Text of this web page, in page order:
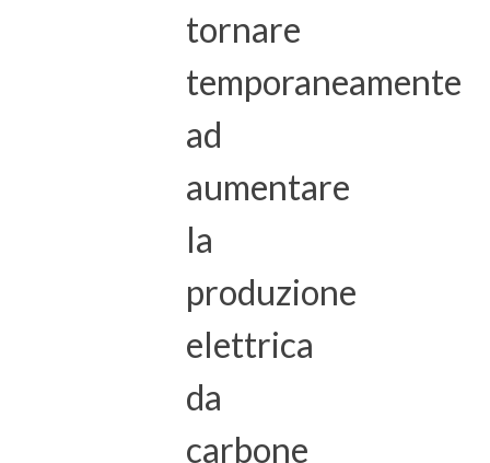
tornare
temporaneamente
ad
aumentare
la
produzione
elettrica
da
carbone